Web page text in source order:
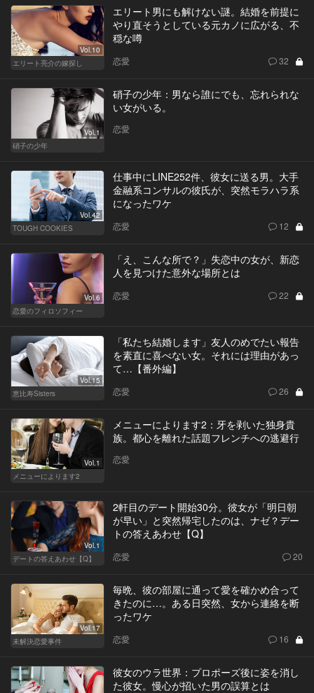
Vol.10
エリート亮介の嫁探し
エリート男にも解けない謎。結婚を前提に
やり直そうとしている元カノに広がる、不
穏な噂
恋愛 32
Vol.1
硝子の少年
硝子の少年：男なら誰にでも、忘れられな
い女がいる。
恋愛
Vol.42
TOUGH COOKIES
仕事中にLINE252件、彼女に送る男。大手
金融系コンサルの彼氏が、突然モラハラ系
になったワケ
恋愛 12
Vol.6
恋愛のフィロソフィー
「え、こんな所で？」失恋中の女が、新恋
人を見つけた意外な場所とは
恋愛 22
Vol.15
恵比寿Sisters
「私たち結婚します」友人のめでたい報告
を素直に喜べない女。それには理由があっ
て…【番外編】
恋愛 26
Vol.1
メニューによります2
メニューによります2：牙を剥いた独身貴
族。都心を離れた話題フレンチへの逃避行
恋愛
Vol.1
デートの答えあわせ【Q】
2軒目のデート開始30分。彼女が「明日朝
が早い」と突然帰宅したのは、ナゼ？デー
トの答えあわせ【Q】
恋愛 20
Vol.17
未解決恋愛事件
毎晩、彼の部屋に通って愛を確かめ合って
きたのに…。ある日突然、女から連絡を断
ったワケ
恋愛 16
彼女のウラ世界：プロポーズ後に姿を消し
た彼女。慢心が招いた男の誤算とは